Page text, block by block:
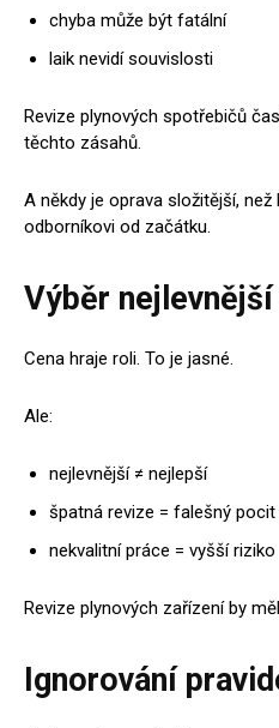
chyba může být fatální
laik nevidí souvislosti
Revize plynových spotřebičů
těchto zásahů.
A někdy je oprava složitější,
odborníkovi od začátku.
Výběr
Cena hraje roli. To je jasné.
Ale:
nejlevnější ≠ nejlepší
špatná revize = falešný
nekvalitní práce = vyšší riziko
Revize plynových zařízení by
Ignorování